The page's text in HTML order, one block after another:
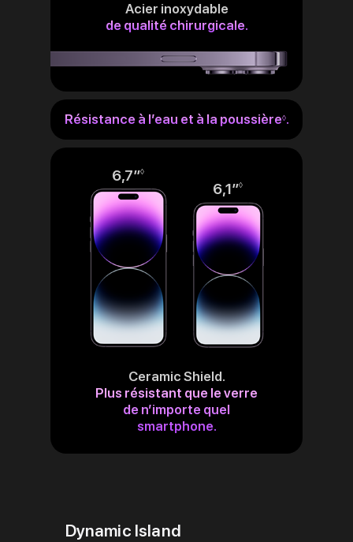
Acier inoxydable
de qualité chirurgicale.
Résistance à l’eau et à la poussière◊.
aux
mentions
6,7″◊
aux
mentions
légales
6,1″◊
aux
mentions
légales
Ceramic Shield.
Plus résistant que le verre
de n’importe quel
smartphone.
Dynamic Island